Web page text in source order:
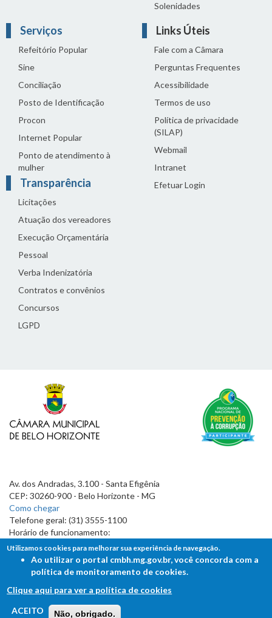
Solenidades
Serviços
Refeitório Popular
Sine
Conciliação
Posto de Identificação
Procon
Internet Popular
Ponto de atendimento à
mulher
Transparência
Licitações
Atuação dos vereadores
Execução Orçamentária
Pessoal
Verba Indenizatória
Contratos e convênios
Concursos
LGPD
Links Úteis
Fale com a Câmara
Perguntas Frequentes
Acessibilidade
Termos de uso
Política de privacidade
(SILAP)
Webmail
Intranet
Efetuar Login
Av. dos Andradas, 3.100 - Santa Efigênia
CEP: 30260-900 - Belo Horizonte - MG
Como chegar
Telefone geral: (31) 3555-1100
Horário de funcionamento:
7h às 19h
FALE COM A CÂMARA
Ouvidoria - Lei de Acesso à Informação
Utilizamos cookies para melhorar sua experiência de navegação.
Ao utilizar o portal cmbh.mg.gov.br, você concorda com a
política de monitoramento de cookies.
Clique aqui para ver a política de cookies
ACEITO
Não, obrigado.